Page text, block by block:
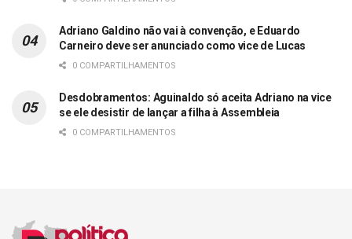
Adriano Galdino não vai à convenção, e Eduardo
Carneiro deve ser anunciado como vice de Lucas
0 COMPARTILHAMENTOS
Desdobramentos: Aguinaldo só aceita Adriano na vice
se ele desistir de lançar a filha à Assembleia
0 COMPARTILHAMENTOS